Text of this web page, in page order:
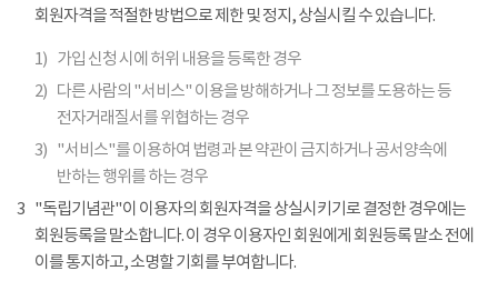
회원자격을 적절한 방법으로 제한 및 정지, 상실시킬 수 있습니다.
1) 가입 신청 시에 허위 내용을 등록한 경우
2) 다른 사람의 "서비스" 이용을 방해하거나 그 정보를 도용하는 등
전자거래질서를 위협하는 경우
3) "서비스"를 이용하여 법령과 본 약관이 금지하거나 공서양속에
반하는 행위를 하는 경우
3 "독립기념관"이 이용자의 회원자격을 상실시키기로 결정한 경우에는
회원등록을 말소합니다. 이 경우 이용자인 회원에게 회원등록 말소 전에
이를 통지하고, 소명할 기회를 부여합니다.